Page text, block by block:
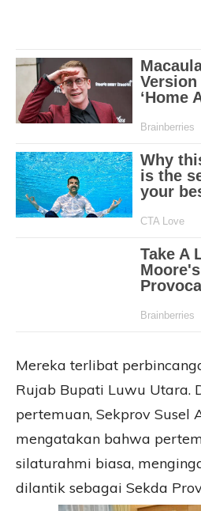
Mereka terlibat
Rujab Bupati Luwu Utara.
pertemuan, Sekprov Susel
mengatakan bahwa
silaturahmi biasa,
dilantik sebagai Sekda